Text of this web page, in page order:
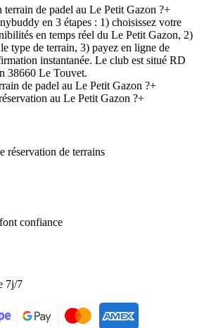
terrain de padel au Le Petit Gazon ?+
en 3 étapes : 1) choisissez votre
en temps réel du Le Petit Gazon, 2)
type de terrain, 3) payez en ligne de
instantanée. Le club est situé RD
38660 Le Touvet.
de padel au Le Petit Gazon ?+
au Le Petit Gazon ?+
réservation de terrains
confiance
7j/7